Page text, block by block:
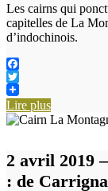
Les cairns qui
capitelles de La
d’indochinois.
Facebook
Twitter
Lire plus
2 avril 2019
: de